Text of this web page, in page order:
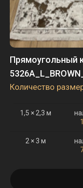
Прямоугольный
Количество
1,5 × 2,3 м
2 × 3 м